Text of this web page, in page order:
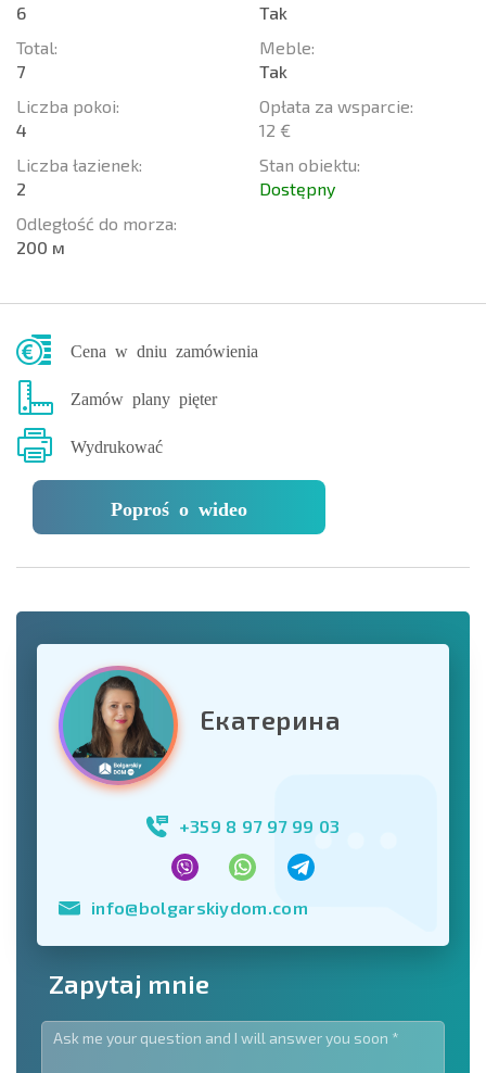
6
Total:
7
Liczba pokoi:
4
Liczba łazienek:
2
Odległość do morza:
200 м
Tak
Meble:
Tak
Opłata za wsparcie:
12 €
Stan obiektu:
Dostępny
Cena w dniu zamówienia
Zamów plany pięter
Wydrukować
Poproś o wideo
Екатерина
+359 8 97 97 99 03
info@bolgarskiydom.com
Zapytaj mnie